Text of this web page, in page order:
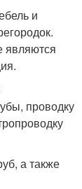
и
являются
проводку
а также